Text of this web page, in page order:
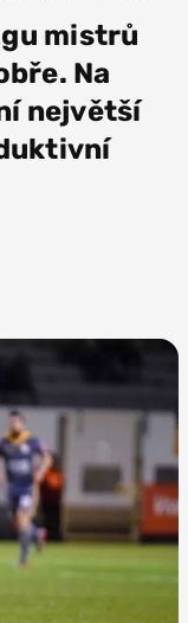
mistrů
Na
největší